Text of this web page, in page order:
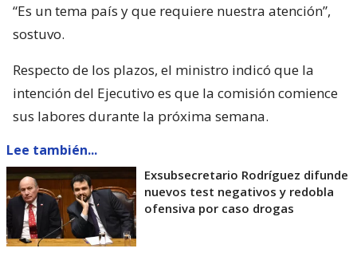
“Es un tema país y que requiere nuestra atención”,
sostuvo.
Respecto de los plazos, el ministro indicó que la
intención del Ejecutivo es que la comisión comience
sus labores durante la próxima semana.
Lee también...
Exsubsecretario Rodríguez difunde
nuevos test negativos y redobla
ofensiva por caso drogas